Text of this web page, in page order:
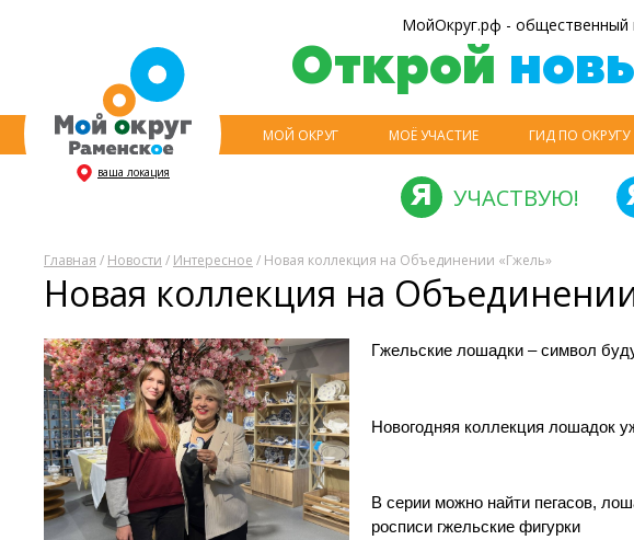
ваша локация
МойОкруг.рф - общественный
Открой
МОЙ ОКРУГ МОЁ УЧАСТИЕ ГИД ПО ОКРУГУ
УЧАСТВУЮ!
Главная / Новости / Интересное / Новая коллекция на Объединении «Гжель»
Новая коллекция на
Гжельские лошадки – символ
Новогодняя коллекция лошадок
В серии можно найти пегасов,
росписи гжельские фигурки